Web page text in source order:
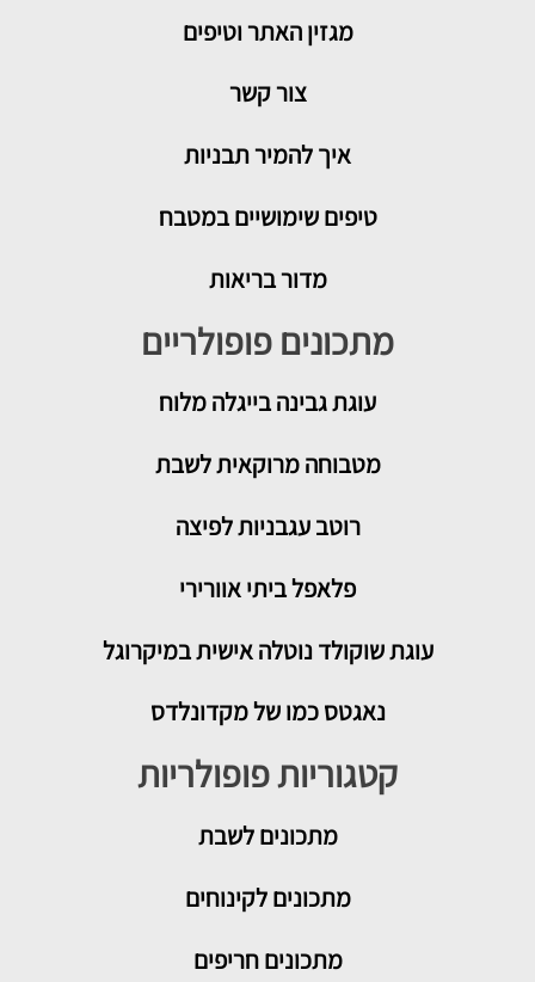
מגזין האתר וטיפים
צור קשר
איך להמיר תבניות
טיפים שימושיים במטבח
מדור בריאות
מתכונים פופולריים
עוגת גבינה בייגלה מלוח
מטבוחה מרוקאית לשבת
רוטב עגבניות לפיצה
פלאפל ביתי אוורירי
עוגת שוקולד נוטלה אישית במיקרוגל
נאגטס כמו של מקדונלדס
קטגוריות פופולריות
מתכוניםלשבת
מתכונים לקינוחים
מתכונים חריפים